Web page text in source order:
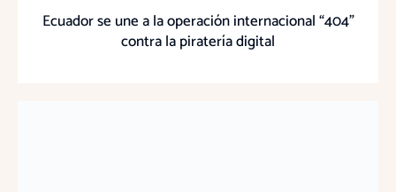
Ecuador se une a la operación internacional “404”
contra la piratería digital